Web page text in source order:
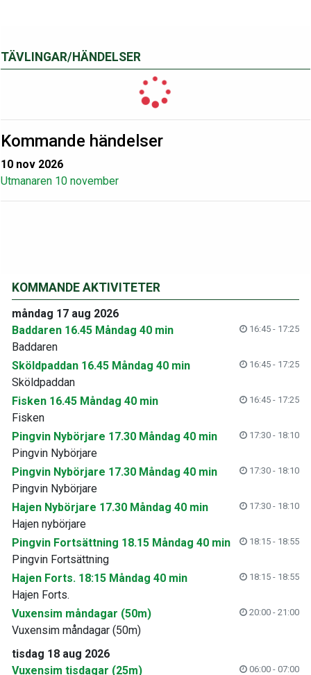
TÄVLINGAR/HÄNDELSER
Kommande händelser
10 nov 2026
Utmanaren 10 november
KOMMANDE AKTIVITETER
måndag 17 aug 2026
Baddaren 16.45 Måndag 40 min
16:45 - 17:25
Baddaren
Sköldpaddan 16.45 Måndag 40 min
16:45 - 17:25
Sköldpaddan
Fisken 16.45 Måndag 40 min
16:45 - 17:25
Fisken
Pingvin Nybörjare 17.30 Måndag 40 min
17:30 - 18:10
Pingvin Nybörjare
Pingvin Nybörjare 17.30 Måndag 40 min
17:30 - 18:10
Pingvin Nybörjare
Hajen Nybörjare 17.30 Måndag 40 min
17:30 - 18:10
Hajen nybörjare
Pingvin Fortsättning 18.15 Måndag 40 min
18:15 - 18:55
Pingvin Fortsättning
Hajen Forts. 18:15 Måndag 40 min
18:15 - 18:55
Hajen Forts.
Vuxensim måndagar (50m)
20:00 - 21:00
Vuxensim måndagar (50m)
tisdag 18 aug 2026
Vuxensim tisdagar (25m)
06:00 - 07:00